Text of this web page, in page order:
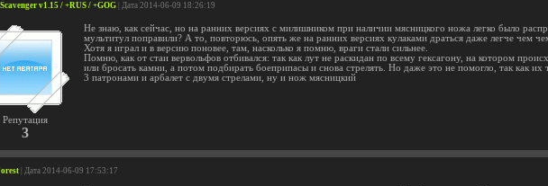
v1.15 / +RUS / +GOG | Дата 2014-06-09 18:26:19
Репутация
3
Не знаю, как сейчас, но на ранних версиях с милишником при наличии мясницкого ножа легко было
мультитул поправили? А то, повторюсь, опять же на ранних версиях кулаками драться даже легче чем
Хотя я играл и в версию поновее, там, насколько я помню, враги стали сильнее.
Помню, как от стаи вервольфов отбивался: так как лут не раскидан по всему гексагону, на котором
или бросать камни, а потом подбирать боеприпасы и снова стрелять. Но даже это не помогло, так как
3 патронами и арбалет с двумя стрелами, ну и нож мясницкий
| Дата 2014-06-09 17:53:17